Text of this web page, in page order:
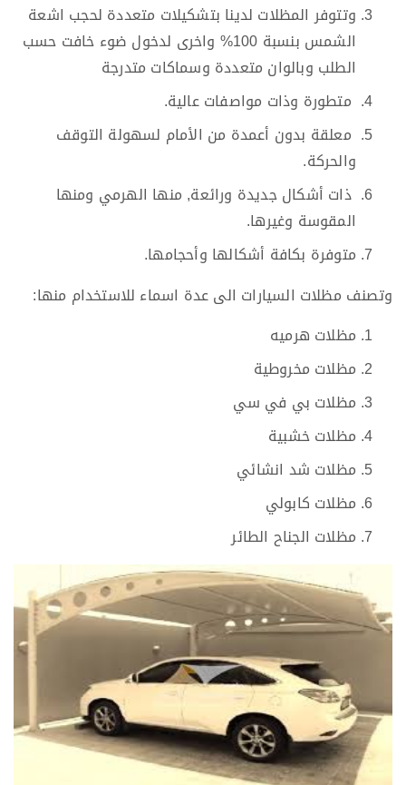
وتتوفر المظلات لدينا بتشكيلات متعددة لحجب اشعة
الشمس بنسبة 100% واخرى لدخول ضوء خافت حسب
الطلب وبالوان متعددة وسماكات متدرجة
متطورة وذات مواصفات عالية.
معلقة بدون أعمدة من الأمام لسهولة التوقف
والحركة.
ذات أشكال جديدة ورائعة, منها الهرمي ومنها
المقوسة وغيرها.
متوفرة بكافة أشكالها وأحجامها.
وتصنف مظلات السيارات الى عدة اسماء للاستخدام منها:
مظلات هرميه
مظلات مخروطية
مظلات بي في سي
مظلات خشبية
مظلات شد انشائي
مظلات كابولي
مظلات الجناح الطائر